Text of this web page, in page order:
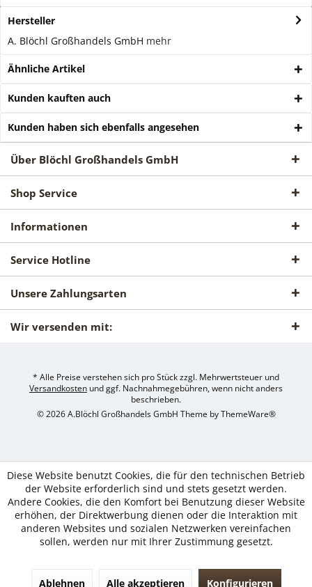
Hersteller
A. Blöchl Großhandels GmbH mehr
Ähnliche Artikel
Kunden kauften auch
Kunden haben sich ebenfalls angesehen
Über Blöchl Großhandels GmbH
Shop Service
Informationen
Service Hotline
Unsere Zahlungsarten
Wir versenden mit:
* Alle Preise verstehen sich pro Stück zzgl. Mehrwertsteuer und
Versandkosten und ggf. Nachnahmegebühren, wenn nicht anders
beschrieben.
© 2026 A.Blöchl Großhandels GmbH Theme byThemeWare®
Diese Website benutzt Cookies, die für den technischen Betrieb
der Website erforderlich sind und stets gesetzt werden.
Andere Cookies, die den Komfort bei Benutzung dieser Website
erhöhen, der Direktwerbung dienen oder die Interaktion mit
anderen Websites und sozialen Netzwerken vereinfachen
sollen, werden nur mit Ihrer Zustimmung gesetzt.
Ablehnen Alle akzeptieren Konfigurieren